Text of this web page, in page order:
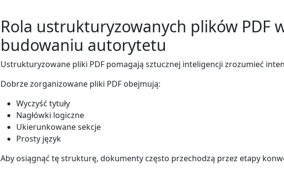
Rola ustrukturyzowanych plików PDF
budowaniu autorytetu
Ustrukturyzowane pliki PDF pomagają sztucznej inteligencji zrozumieć
Dobrze zorganizowane pliki PDF obejmują:
Wyczyść tytuły
Nagłówki logiczne
Ukierunkowane sekcje
Prosty język
Aby osiągnąć tę strukturę, dokumenty często przechodzą przez etapy